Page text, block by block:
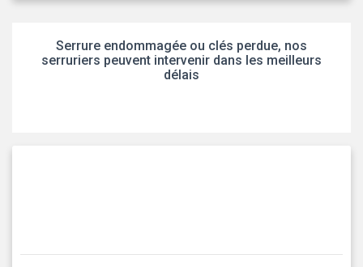
Serrure endommagée ou clés perdue, nos
serruriers peuvent intervenir dans les meilleurs
délais